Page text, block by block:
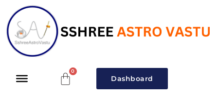
Dashboard